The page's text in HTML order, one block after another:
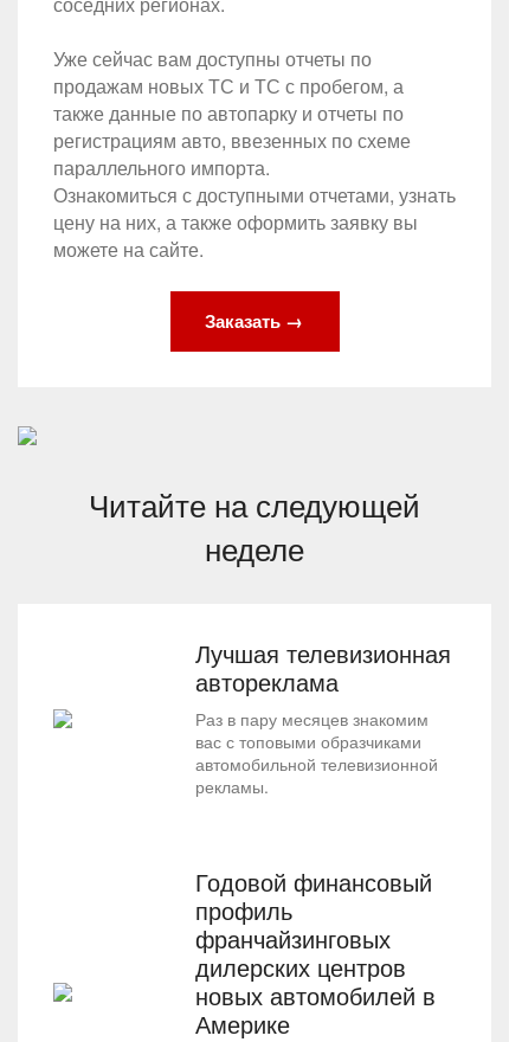
Уже сейчас вам доступны отчеты по
продажам новых ТС и ТС с пробегом, а
также данные по автопарку и отчеты по
регистрациям авто, ввезенных по схеме
параллельного импорта.
Ознакомиться с доступными отчетами, узнать
цену на них, а также оформить заявку вы
можете на сайте.
Заказать →
Читайте на следующей
неделе
Лучшая телевизионная
автореклама
Раз в пару месяцев знакомим
вас с топовыми образчиками
автомобильной телевизионной
рекламы.
Годовой финансовый
профиль
франчайзинговых
дилерских центров
новых автомобилей в
Америке